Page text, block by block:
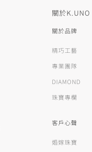
關於K.UNO
關於品牌
精巧工藝
專業團隊
DIAMOND
珠寶專欄
客戶心聲
婚嫁珠寶